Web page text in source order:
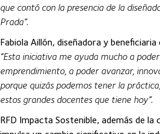
que contó con la presencia de la
Prada”.
Fabiola Aillón, diseñadora y
“Esta iniciativa me ayuda mucho a
emprendimiento, a poder avanzar,
porque quizás podemos tener la
estos grandes docentes que tiene hoy”.
RFD Impacta Sostenible, además de